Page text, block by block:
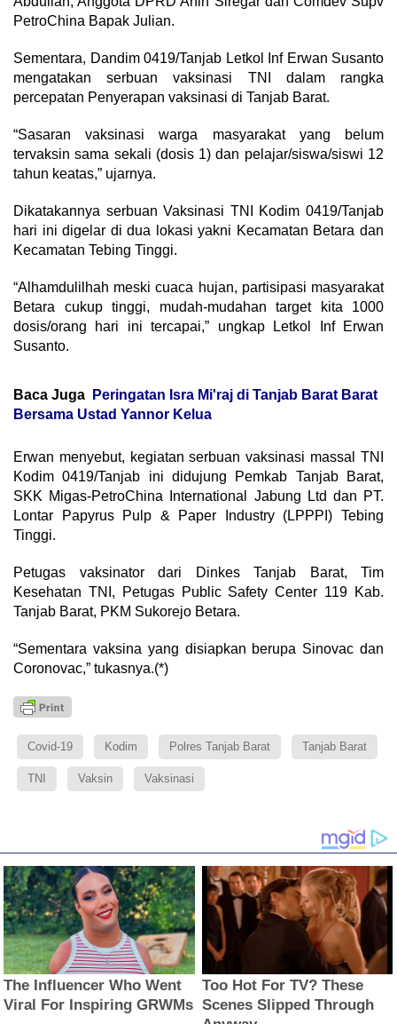
PetroChina Bapak Julian.
Sementara, Dandim 0419/Tanjab Letkol Inf Erwan Susanto
mengatakan serbuan vaksinasi TNI dalam rangka
percepatan Penyerapan vaksinasi di Tanjab Barat.
“Sasaran vaksinasi warga masyarakat yang belum
tervaksin sama sekali (dosis 1) dan pelajar/siswa/siswi 12
tahun keatas,” ujarnya.
Dikatakannya serbuan Vaksinasi TNI Kodim 0419/Tanjab
hari ini digelar di dua lokasi yakni Kecamatan Betara dan
Kecamatan Tebing Tinggi.
“Alhamdulilhah meski cuaca hujan, partisipasi masyarakat
Betara cukup tinggi, mudah-mudahan target kita 1000
dosis/orang hari ini tercapai,” ungkap Letkol Inf Erwan
Susanto.
Baca Juga
Peringatan Isra Mi'raj di Tanjab Barat Barat
Bersama Ustad Yannor Kelua
Erwan menyebut, kegiatan serbuan vaksinasi massal TNI
Kodim 0419/Tanjab ini didujung Pemkab Tanjab Barat,
SKK Migas-PetroChina International Jabung Ltd dan PT.
Lontar Papyrus Pulp & Paper Industry (LPPPI) Tebing
Tinggi.
Petugas vaksinator dari Dinkes Tanjab Barat, Tim
Kesehatan TNI, Petugas Public Safety Center 119 Kab.
Tanjab Barat, PKM Sukorejo Betara.
“Sementara vaksina yang disiapkan berupa Sinovac dan
Coronovac,” tukasnya.(*)
Covid-19 Kodim Polres Tanjab Barat Tanjab Barat
TNI Vaksin Vaksinasi